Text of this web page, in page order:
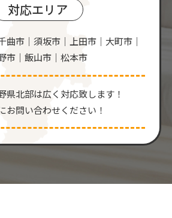
対応エリア
曲市｜須坂市｜上田市｜大町市｜
市｜飯山市｜松本市
県北部は広く対応致します！
お問い合わせください！